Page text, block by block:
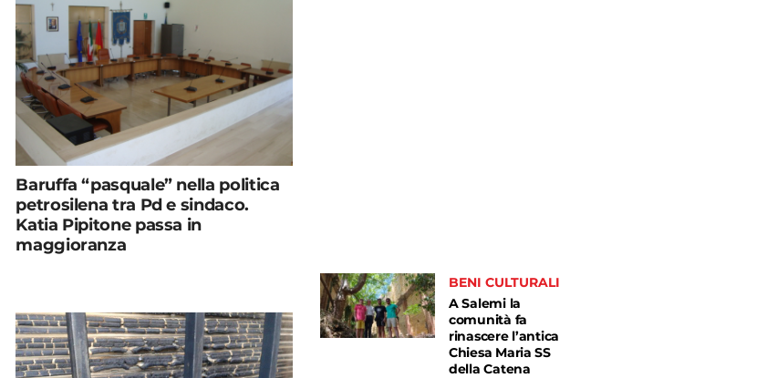
Baruffa “pasquale” nella politica
petrosilena tra Pd e sindaco.
Katia Pipitone passa in
maggioranza
BENI CULTURALI
A Salemi la
comunità fa
rinascere l’antica
Chiesa Maria SS
della Catena